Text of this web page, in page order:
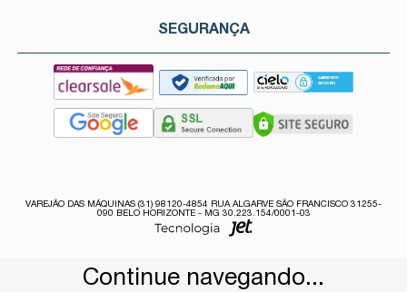
SEGURANÇA
VAREJÃO DAS MÁQUINAS (31) 98120-4854 RUA ALGARVE SÃO FRANCISCO 31255-
090 BELO HORIZONTE - MG 30.223.154/0001-03